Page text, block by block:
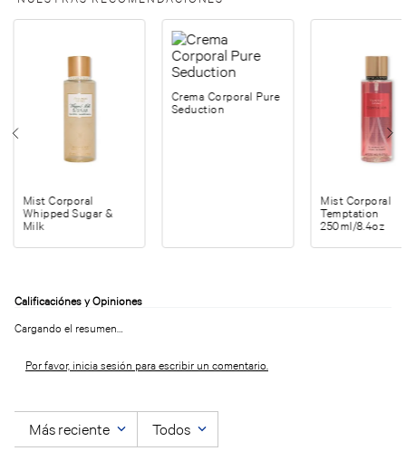
Mist Corporal
Whipped Sugar &
Milk
Crema Corporal Pure
Seduction
Mist Corporal
Temptation
250ml/8.4oz
Cargando el resumen…
Por favor, inicia sesión para escribir un comentario.
Más reciente Todos